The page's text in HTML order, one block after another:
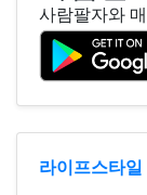
사람팔자와
라이프스타일